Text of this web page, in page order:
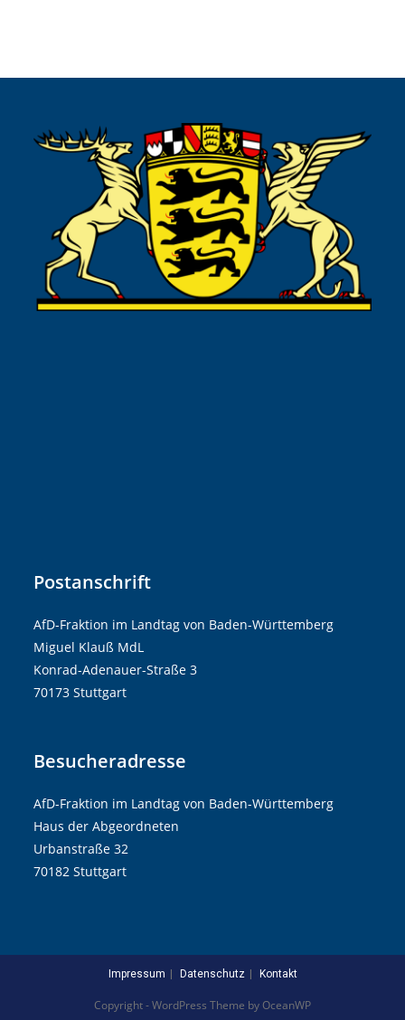
Postanschrift
AfD-Fraktion im Landtag von Baden-Württemberg
Miguel Klauß MdL
Konrad-Adenauer-Straße 3
70173 Stuttgart
Besucheradresse
AfD-Fraktion im Landtag von Baden-Württemberg
Haus der Abgeordneten
Urbanstraße 32
70182 Stuttgart
Impressum Datenschutz Kontakt
Copyright - WordPress Theme by OceanWP